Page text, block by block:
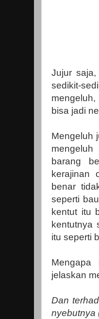
Jujur
sedikit-
bisa jadi
Mengeluh
barang
kerajinan
benar
seperti
kentut itu
kentutnya
itu seperti
jelaskan
Dan
nyebutnya